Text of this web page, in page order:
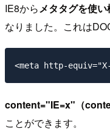
IE8からメタタグを使
なりました。これは
<meta http-
content="IE=x"（
ことができます。